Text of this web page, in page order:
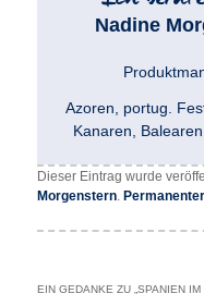
Nadine
Azoren, portug.
Kanaren,
Dieser Eintrag wurde
Morgenstern.
EIN GEDANKE ZU „SPANIEN IM